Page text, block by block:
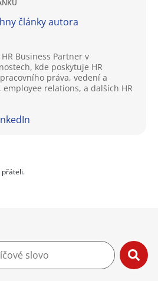
články autora
Business Partner v
kde poskytuje HR
práva, vedení a
relations, a dalších HR
přáteli.